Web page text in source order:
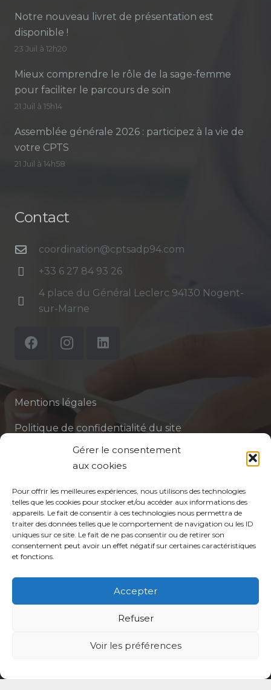
Gérer le consentement
aux cookies
Pour offrir les meilleures expériences, nous utilisons des technologies
telles que les cookies pour stocker et/ou accéder aux informations des
appareils. Le fait de consentir à ces technologies nous permettra de
traiter des données telles que le comportement de navigation ou les ID
uniques sur ce site. Le fait de ne pas consentir ou de retirer son
consentement peut avoir un effet négatif sur certaines caractéristiques
et fonctions.
Accepter
Refuser
Voir les préférences
Notre nouveau livret de présentation est
disponible !
23 Juil à 12h20
Mieux comprendre le rôle de la sage-femme
pour faciliter le parcours de soin
21 Juil à 15h14
Assemblée générale 2026 : participez à la vie de
votre CPTS
21 Juil à 14h58
Contact
coordination@cptsadp94.com
+33 6 27 84 93 26
4 place du Général Leclerc 94130 Nogent-
sur-Marne
Mentions légales
Politique de confidentialité du site
Politique de protection des données de la CPTS
© CPTS Autour du Patient
Votre CPTS
Professionnels de santé